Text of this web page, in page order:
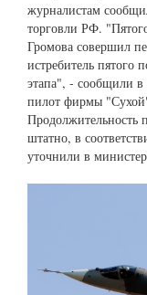
журналистам
торговли РФ.
Громова совершил
истребитель пятого
этапа", - сообщили
пилот фирмы
Продолжительность
штатно, в
уточнили в